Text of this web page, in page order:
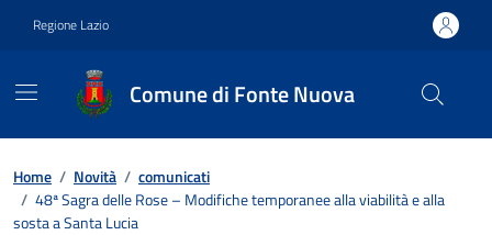
Regione Lazio
Comune di Fonte Nuova
Contenuti in evidenza
Home / Novità / comunicati
/ 48ª Sagra delle Rose – Modifiche temporanee alla viabilità e alla
sosta a Santa Lucia